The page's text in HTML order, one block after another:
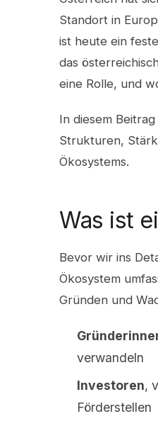
Standort in
ist heute ein
das
eine Rolle, und
In diesem
Strukturen,
Ökosystems.
Was ist
Bevor wir ins
Ökosystem
Gründen und
verwandeln
Investoren,
Förderstellen